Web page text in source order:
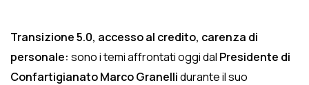
Transizione 5.0, accesso al credito, carenza di
personale: sono i temi affrontati oggi dal Presidente di
Confartigianato Marco Granellidurante il suo